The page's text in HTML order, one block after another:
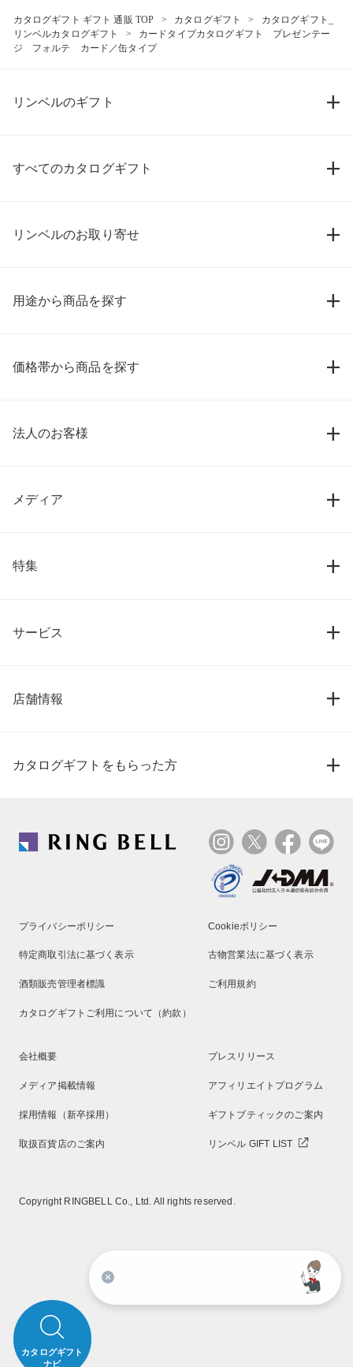
カタログギフト ギフト 通販 TOP カタログギフト
カタログギフト_
リンベルカタログギフト
カードタイプカタログギフト プレゼンテー
ジ フォルテ カード／缶タイプ
リンベルのギフト
すべてのカタログギフト
リンベルのお取り寄せ
用途から商品を探す
価格帯から商品を探す
法人のお客様
メディア
特集
サービス
店舗情報
カタログギフトをもらった方
プライバシーポリシー Cookieポリシー
特定商取引法に基づく表示 古物営業法に基づく表示
酒類販売管理者標識 ご利用規約
カタログギフトご利用について（約款）
会社概要 プレスリリース
メディア掲載情報 アフィリエイトプログラム
採用情報（新卒採用） ギフトブティックのご案内
取扱百貨店のご案内 リンベル GIFT LIST
Copyright RINGBELL Co., Ltd. All rights reserved.
カタログギフト
ナビ